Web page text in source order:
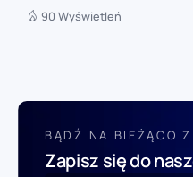
90 Wyświetleń
BĄDŹ NA BIEŻĄCO
Zapisz się do